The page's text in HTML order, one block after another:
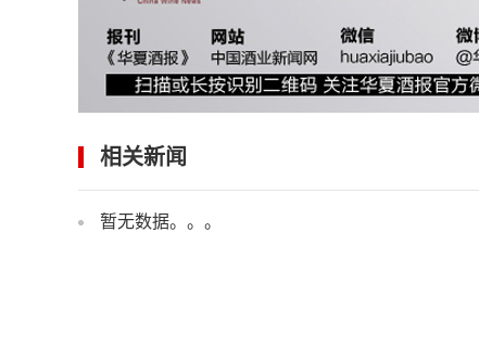
相关新闻
暂无数据。。。